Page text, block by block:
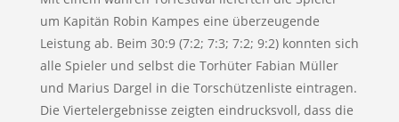
um Kapitän Robin Kampes eine überzeugende
Leistung ab. Beim 30:9 (7:2; 7:3; 7:2; 9:2) konnten sich
alle Spieler und selbst die Torhüter Fabian Müller
und Marius Dargel in die Torschützenliste eintragen.
Die Viertelergebnisse zeigten eindrucksvoll, dass die